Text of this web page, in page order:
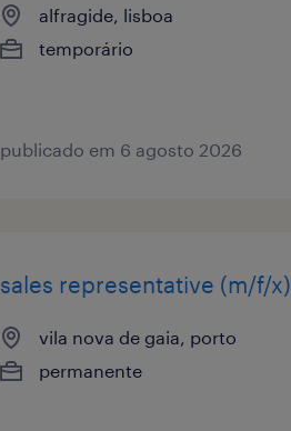
alfragide, lisboa
temporário
publicado em 6 agosto 2026
sales representative (m/f/x)
vila nova de gaia, porto
permanente